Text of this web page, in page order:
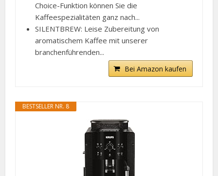
Choice-Funktion können Sie die
Kaffeespezialitäten ganz nach...
SILENTBREW: Leise Zubereitung von
aromatischem Kaffee mit unserer
branchenführenden...
Bei Amazon kaufen
BESTSELLER NR. 8